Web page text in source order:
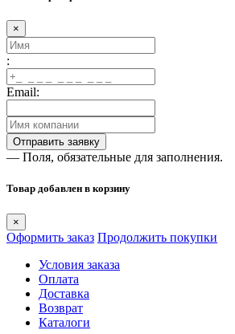
×
:
Email:
— Поля, обязательные для заполнения.
Товар добавлен в корзину
×
Оформить заказ Продолжить покупки
Условия заказа
Оплата
Доставка
Возврат
Каталоги